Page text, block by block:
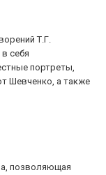
Т.Г.
себя
портреты,
Шевченко, а также
позволяющая